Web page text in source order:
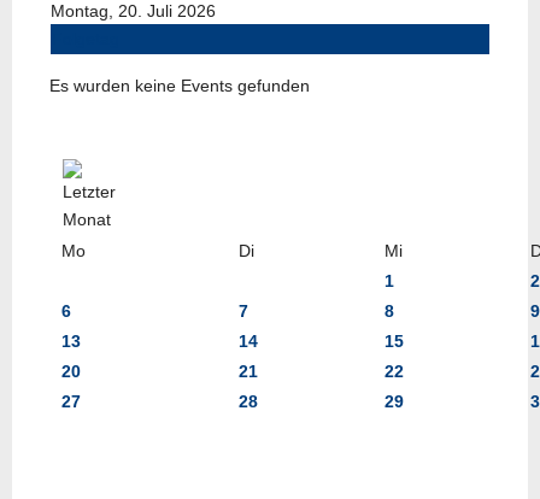
Montag, 20. Juli 2026
Es wurden keine Events gefunden
Mo Di Mi
1
2
6
7 8
9
13
14 15
20
21 22
27
28 29